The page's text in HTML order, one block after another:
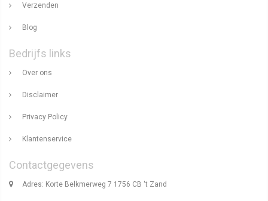
Verzenden
Blog
Bedrijfs links
Over ons
Disclaimer
Privacy Policy
Klantenservice
Contactgegevens
Adres: Korte Belkmerweg 7 1756 CB 't Zand